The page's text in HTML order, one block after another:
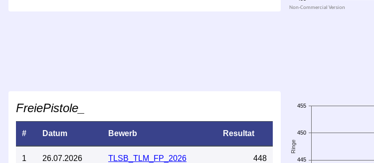
FreiePistole_
# Datum Bewerb Resultat
1 26.07.2026 TLSB_TLM_FP_2026 448